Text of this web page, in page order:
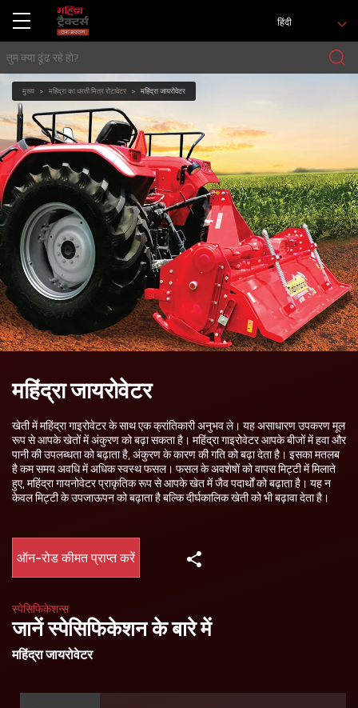
हिंदी
मुख्य महिंद्रा का धरती मित्र रोटावेटर महिंद्रा जायरोवेटर
महिंद्रा जायरोवेटर
खेती में महिंद्रा गाइरोवेटर के साथ एक क्रांतिकारी अनुभव ले। यह असाधारण उपकरण मूल
रूप से आपके खेतों में अंकुरण को बढ़ा सकता है। महिंद्रा गाइरोवेटर आपके बीजों में हवा और
पानी की उपलब्धता को बढ़ाता है, अंकुरण के कारण की गति को बढ़ा देता है। इसका मतलब
है कम समय अवधि में अधिक स्वस्थ फसल। फसल के अवशेषों को वापस मिट्टी में मिलाते
हुए, महिंद्रा गायनोवेटर प्राकृतिक रूप से आपके खेत में जैव पदार्थों को बढ़ाता है। यह न
केवल मिट्टी के उपजाऊपन को बढ़ाता है बल्कि दीर्घकालिक खेती को भी बढ़ावा देता है।
ऑन-रोड कीमत प्राप्त करें
स्पेसिफिकेशन्स
जानें स्पेसिफिकेशन के बारे में
महिंद्रा जायरोवेटर